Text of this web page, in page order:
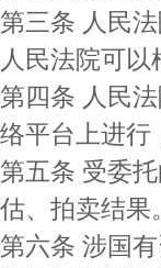
第三条 人民
人民法院可
第四条 人民
络平台上进行
第五条 受委
估、拍卖结果。
第六条 涉国